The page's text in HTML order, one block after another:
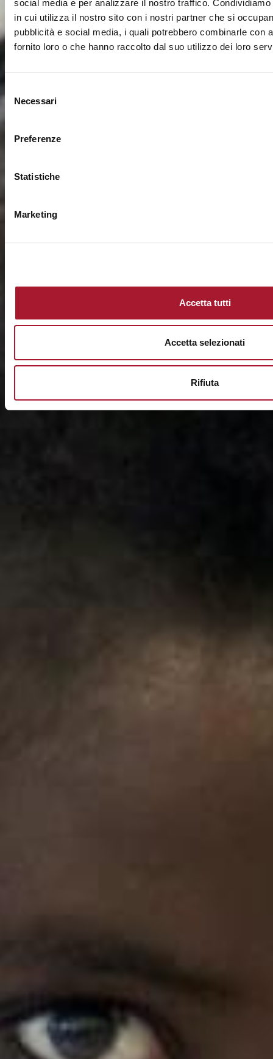
social media e per analizzare il nostro traffico.
in cui utilizza il nostro sito con i nostri partner che si
pubblicità e social media, i quali potrebbero combinarle con
fornito loro o che hanno raccolto dal suo utilizzo dei loro
delNecessari
Preferenze
Statistiche
Marketing
Accetta tutti
Accetta selezionati
Rifiuta